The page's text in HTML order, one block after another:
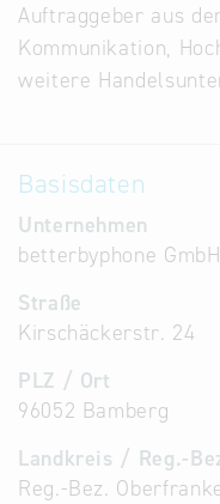
Auftraggeber aus
Kommunikation,
weitere
Basisdaten
Unternehmen
betterbyphone GmbH
Straße
Kirschäckerstr. 24
PLZ / Ort
96052 Bamberg
Landkreis / Reg.-
Reg.-Bez.